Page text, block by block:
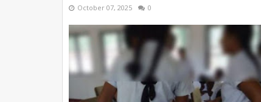
October 07, 2025 0